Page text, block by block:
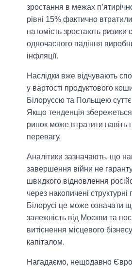
зростання в межах
рівні 15% фактично
натомість зростають ризики
одночасного падіння
інфляції.
Наслідки вже відчувають
у вартості продуктового
Білоруссю та Польщею
Якщо тенденція
ринок може втратити навіть
перевагу.
Аналітики зазначають, що
завершення війни не
швидкого відновлення
через накопичені
Білорусі це може означати
залежність від Москви та
витіснення місцевого
капіталом.
Нагадаємо, нещодавно